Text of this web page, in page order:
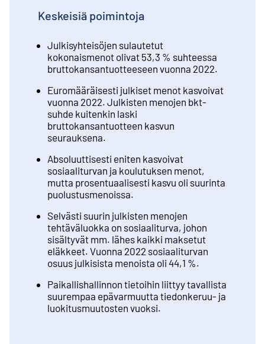
Keskeisiä poimintoja
Julkisyhteisöjen sulautetut
kokonaismenot olivat 53,3 % suhteessa
bruttokansantuotteeseen vuonna 2022.
Euromääräisesti julkiset menot kasvoivat
vuonna 2022. Julkisten menojen bkt-
suhde kuitenkin laski
bruttokansantuotteen kasvun
seurauksena.
Absoluuttisesti eniten kasvoivat
sosiaaliturvan ja koulutuksen menot,
mutta prosentuaalisesti kasvu oli suurinta
puolustusmenoissa.
Selvästi suurin julkisten menojen
tehtäväluokka on sosiaaliturva, johon
sisältyvät mm. lähes kaikki maksetut
eläkkeet. Vuonna 2022 sosiaaliturvan
osuus julkisista menoista oli 44,1 %.
Paikallishallinnon tietoihin liittyy tavallista
suurempaa epävarmuutta tiedonkeruu- ja
luokitusmuutosten vuoksi.